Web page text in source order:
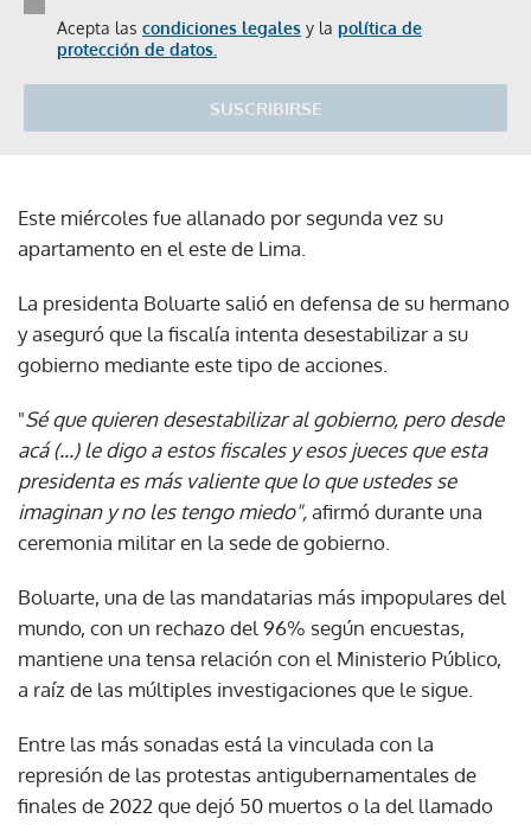
Acepta las condiciones legales y la política de
protección de datos.
SUSCRIBIRSE
Este miércoles fue allanado por segunda vez su
apartamento en el este de Lima.
La presidenta Boluarte salió en defensa de su hermano
y aseguró que la fiscalía intenta desestabilizar a su
gobierno mediante este tipo de acciones.
"Sé que quieren desestabilizar al gobierno, pero desde
acá (...) le digo a estos fiscales y esos jueces que esta
presidenta es más valiente que lo que ustedes se
imaginan y no les tengo miedo",afirmó durante una
ceremonia militar en la sede de gobierno.
Boluarte, una de las mandatarias más impopulares del
mundo, con un rechazo del 96% según encuestas,
mantiene una tensa relación con el Ministerio Público,
a raíz de las múltiples investigaciones que le sigue.
Entre las más sonadas está la vinculada con la
represión de las protestas antigubernamentales de
finales de 2022 que dejó 50 muertos o la del llamado